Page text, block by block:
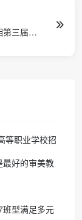
第三届中
等职业学校招
好的审美教
班型满足多元